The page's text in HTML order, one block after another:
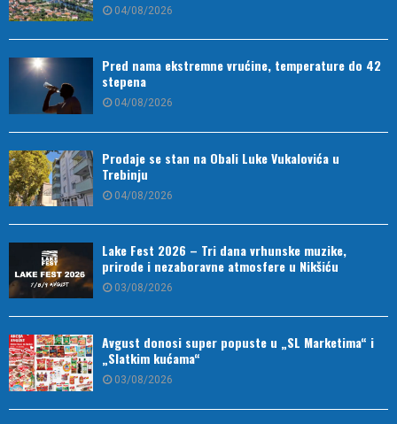
04/08/2026
Pred nama ekstremne vrućine, temperature do 42
stepena
04/08/2026
Prodaje se stan na Obali Luke Vukalovića u
Trebinju
04/08/2026
Lake Fest 2026 – Tri dana vrhunske muzike,
prirode i nezaboravne atmosfere u Nikšiću
03/08/2026
Avgust donosi super popuste u „SL Marketima“ i
„Slatkim kućama“
03/08/2026